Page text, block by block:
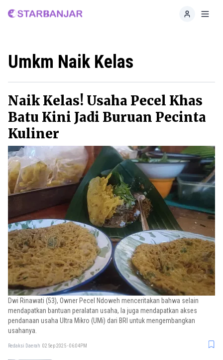
Home
Umkm Naik Kelas
Naik Kelas! Usaha Pecel Khas
Batu Kini Jadi Buruan Pecinta
Kuliner
Dwi Rinawati (53), Owner Pecel Ndoweh menceritakan bahwa selain
mendapatkan bantuan peralatan usaha, Ia juga mendapatkan akses
pendanaan usaha Ultra Mikro (UMi) dari BRI untuk mengembangkan
usahanya.
Redaksi Daerah 02 Sep 2025 - 06:04PM